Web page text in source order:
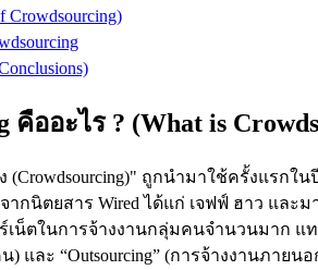
Crowdsourcing)
คืออะไร ? (What is
ถูกนำมาใช้ครั้งแรกใน
กนิตยสาร Wired ได้แก่ เจฟฟ์ ฮาว และ
เน็ตในการจ้างงานกลุ่มคนจำนวนมาก
) และ “Outsourcing” (การจ้างงานภาย